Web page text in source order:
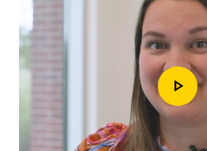
play_arrow